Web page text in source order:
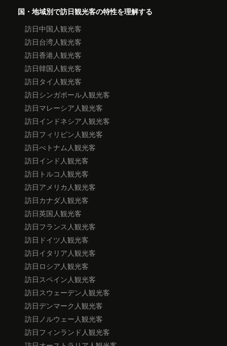
国・地域別で訪日観光客の特性を理解する
訪日中国人観光客
訪日台湾人観光客
訪日香港人観光客
訪日韓国人観光客
訪日タイ人観光客
訪日シンガポール人観光客
訪日マレーシア人観光客
訪日インドネシア人観光客
訪日フィリピン人観光客
訪日べトナム人観光客
訪日インド人観光客
訪日トルコ人観光客
訪日アメリカ人観光客
訪日カナダ人観光客
訪日英国人観光客
訪日フランス人観光客
訪日ドイツ人観光客
訪日イタリア人観光客
訪日ロシア人観光客
訪日スペイン人観光客
訪日スウェーデン人観光客
訪日デンマーク人観光客
訪日ノルウェー人観光客
訪日フィンランド人観光客